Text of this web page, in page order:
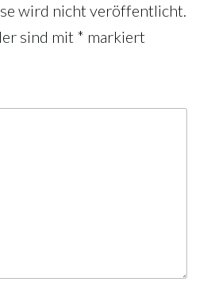
wird nicht veröffentlicht.
sind mit * markiert